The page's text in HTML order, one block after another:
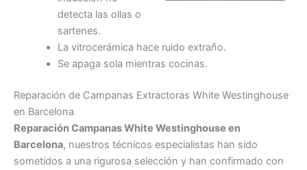
detecta las ollas o
sartenes.
La vitrocerámica hace ruido extraño.
Se apaga sola mientras cocinas.
Reparación de Campanas Extractoras White Westinghouse
en Barcelona
Reparación Campanas White Westinghouse en
Barcelona, nuestros técnicos especialistas han sido
sometidos a una rigurosa selección y han confirmado con